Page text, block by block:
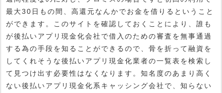
最大30日もの間、高還元なんかでお金を借りるということ
ができます。このサイトを確認しておくことにより、誰も
が後払いアプリ現金化会社で借入のための審査を無事通過
する為の手段を知ることができるので、骨を折って融資を
してくれそうな後払いアプリ現金化業者の一覧表を検索し
て見つけ出す必要性はなくなります。知名度のあまり高く
ない後払いアプリ現金化系キャッシング会社で、知らない